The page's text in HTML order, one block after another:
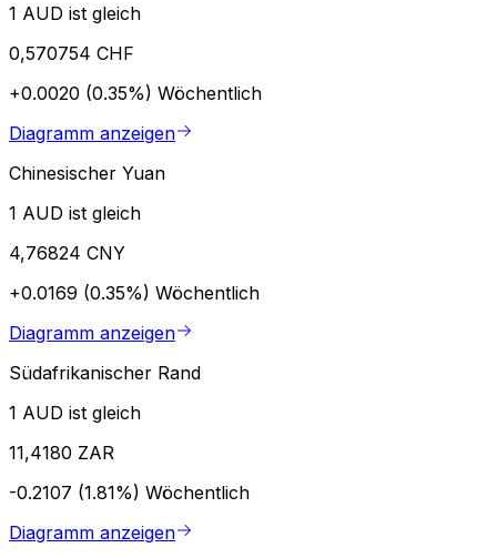
1 AUD ist gleich
0,570754 CHF
+0.0020 (0.35%) Wöchentlich
Diagramm anzeigen
Chinesischer Yuan
1 AUD ist gleich
4,76824 CNY
+0.0169 (0.35%) Wöchentlich
Diagramm anzeigen
Südafrikanischer Rand
1 AUD ist gleich
11,4180 ZAR
-0.2107 (1.81%) Wöchentlich
Diagramm anzeigen